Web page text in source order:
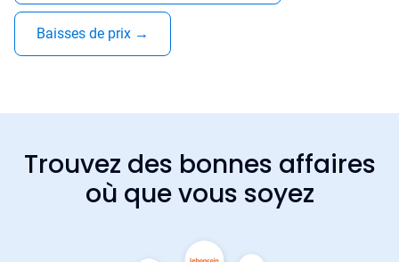
Baisses de prix →
Trouvez des bonnes affaires
où que vous soyez